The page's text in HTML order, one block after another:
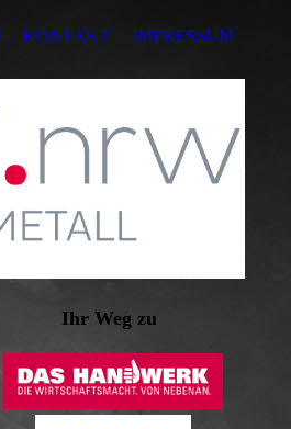
KONTAKT IMPRESSUM
Ihr Weg zu